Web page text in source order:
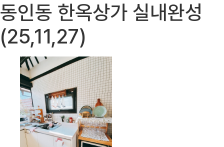
동인동 한옥상가 실내완성
(25,11,27)